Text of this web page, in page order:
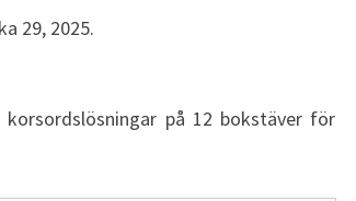
29, 2025.
på 12 bokstäver för